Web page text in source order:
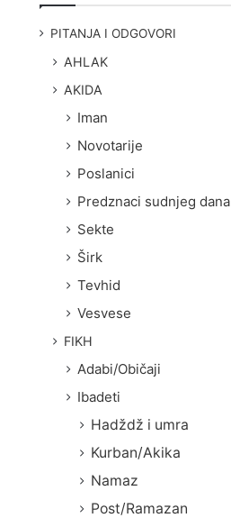
PITANJA I ODGOVORI
AHLAK
AKIDA
Iman
Novotarije
Poslanici
Predznaci sudnjeg dana
Sekte
Širk
Tevhid
Vesvese
FIKH
Adabi/Običaji
Ibadeti
Hadždž i umra
Kurban/Akika
Namaz
Post/Ramazan